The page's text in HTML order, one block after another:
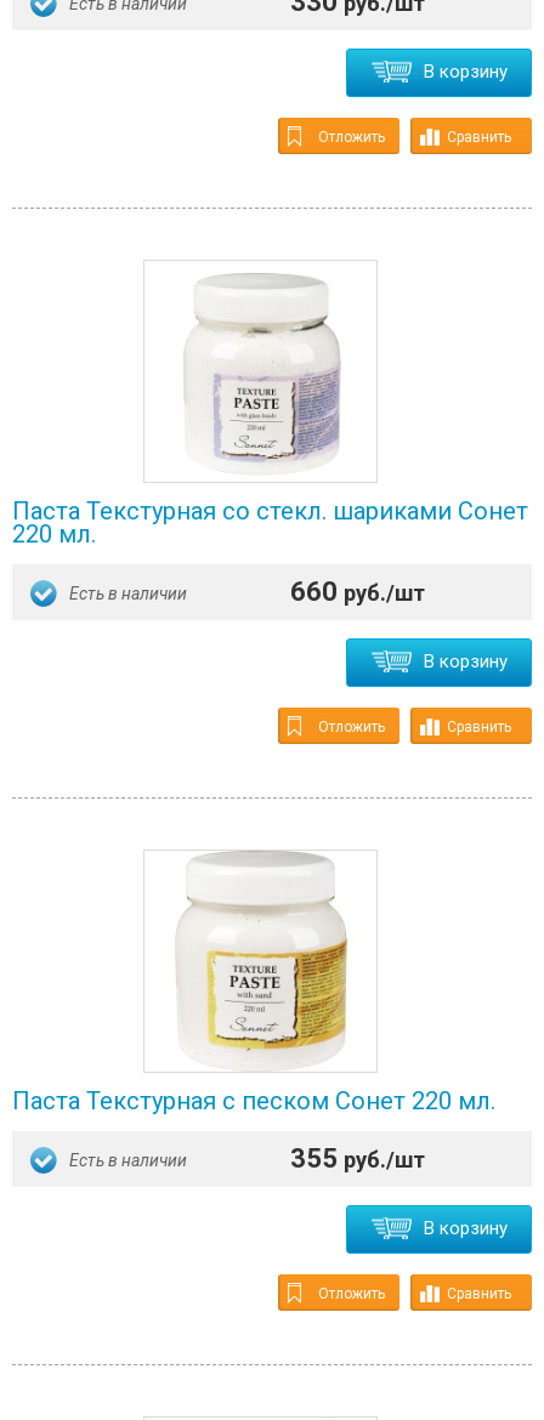
В корзину
Отложить Сравнить
Паста Текстурная со стекл. шариками Сонет
220 мл.
Есть в наличии 660 руб./шт
В корзину
Отложить Сравнить
Паста Текстурная с песком Сонет 220 мл.
Есть в наличии 355 руб./шт
В корзину
Отложить Сравнить